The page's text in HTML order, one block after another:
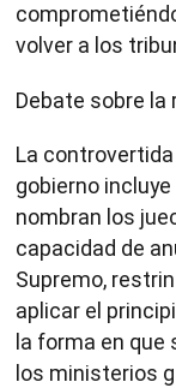
volver a los
Debate sobre la
La
gobierno
nombran los
capacidad de
Supremo,
aplicar el
la forma en
los ministerios